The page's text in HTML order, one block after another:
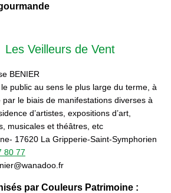
Les Veilleurs de Vent
BENIER
public au sens le plus large du terme, à
le biais de manifestations diverses à
d’artistes, expositions d’art,
musicales et théâtres, etc
17620 La Gripperie-Saint-Symphorien
80 77
par Couleurs Patrimoine :